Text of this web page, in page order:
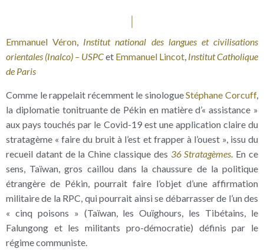
Emmanuel Véron, Institut national des langues et civilisations
orientales (Inalco) – USPCet Emmanuel Lincot, Institut Catholique
de Paris
Comme le rappelait récemment le sinologueStéphane Corcuff,
la diplomatie tonitruante de Pékin en matière d’« assistance »
aux pays touchés par le Covid-19 est une application claire du
stratagème « faire du bruit à l’est et frapper à l’ouest », issu du
recueil datant de la Chine classique des 36 Stratagèmes . En ce
sens, Taïwan, gros caillou dans la chaussure de la politique
étrangère de Pékin, pourrait faire l’objet d’une affirmation
militaire de la RPC, qui pourrait ainsi se débarrasser de l’un des
« cinq poisons » (Taïwan, les Ouïghours, les Tibétains, le
Falungong et les militants pro-démocratie) définis par le
régime communiste.